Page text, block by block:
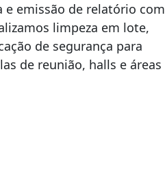
e emissão de relatório com
limpeza em lote,
de segurança para
de reunião, halls e áreas